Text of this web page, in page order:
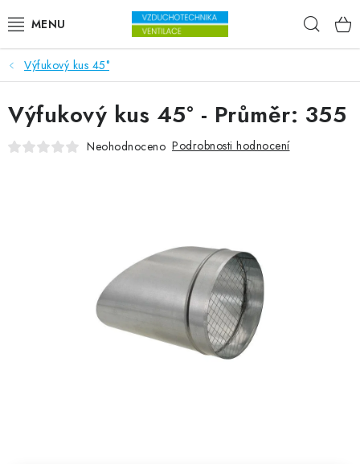
VENTILÁTORY
VZDUCHOTECHNIKA
REKUPERACE
ODVLHČOVAČE
ZVLHČOVAČE VZDUCHU PRŮMYSLOVÉ
Výfukový kus 45°
Výfukový kus 45° - Průměr: 355
Neohodnoceno Podrobnosti hodnocení